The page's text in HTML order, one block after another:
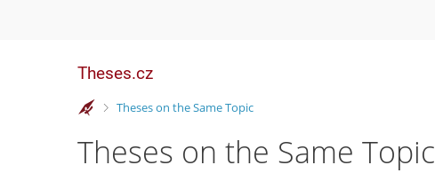
Theses.cz
>
Theses on the Same Topic
Theses on the Same Topic